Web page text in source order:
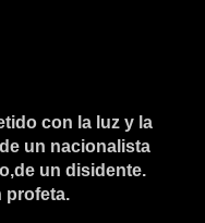
con la luz y la
un nacionalista
un disidente.
profeta.